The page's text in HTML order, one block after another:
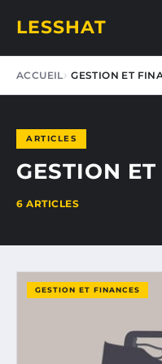
LESSHAT
ACCUEIL GESTION ET
ARTICLES
GESTION
6 ARTICLES
GESTION ET FINANCES